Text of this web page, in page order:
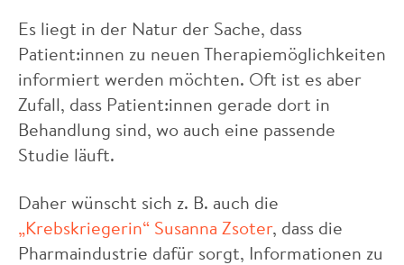
Es liegt in der Natur der Sache, dass
Patient:innen zu neuen Therapiemöglichkeiten
informiert werden möchten. Oft ist es aber
Zufall, dass Patient:innen gerade dort in
Behandlung sind, wo auch eine passende
Studie läuft.
Daher wünscht sich z. B. auch die
„Krebskriegerin“ Susanna Zsoter, dass die
Pharmaindustrie dafür sorgt, Informationen zu